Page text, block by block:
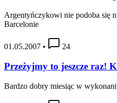
Argentyńczykowi nie podoba się
Barcelonie
01.05.2007 • 24
Przeżyjmy to jeszcze raz!
Bardzo dobry miesiąc w